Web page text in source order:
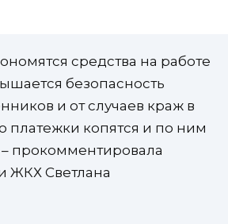
средства на работе
безопасность
и от случаев краж в
платежки копятся и по ним
– прокомментировала
ЖКХ Светлана